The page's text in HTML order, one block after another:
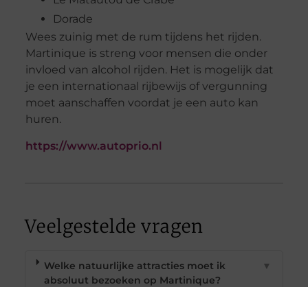
Dorade
Wees zuinig met de rum tijdens het rijden.
Martinique is streng voor mensen die onder
invloed van alcohol rijden. Het is mogelijk dat
je een internationaal rijbewijs of vergunning
moet aanschaffen voordat je een auto kan
huren.
https://www.autoprio.nl
Veelgestelde vragen
Welke natuurlijke attracties moet ik
absoluut bezoeken op Martinique?
▼